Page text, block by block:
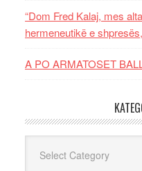
“Dom Fred Kalaj, mes
hermeneutikë e
A PO ARMATOSET